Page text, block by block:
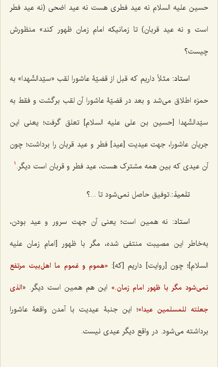
حسین علیه السلام نه عید فطری هست نه عید اضحی (نه عید فطر
است و نه عید قربان) تا زمانیکه امام زمان ظهور کند» منظورش
چیست؟
استاد: مثلاً داریم که قبل از قضیّۀ عاشورا لقب «سیّدالشّهدا» به
حمزه اطلاق می‌شد و بعد در قضیّۀ عاشورا آن لقب برگشت و فقط به
سیّدالشّهدا [حسین بن علی علیه السلام] تعلق گرفت؛ یعنی این
جریان عاشورا، جهت عیدیت [عید] فطر و عید قربان را برداشت؛ چون
آن عیدی که بین همه مشترک هست، عید فطر و قربان است دیگر. 1
تلمیذ:.توفیق حاصل نمی‌شود تا ...؟
استاد: نه همین است؛ یعنی آن جهت سرور و عید بودن،
به‌خاطر این مصیبت منتفی شده، مگر با ظهور [امام زمان علیه
السلام]؛ چون [روایت] داریم [که]: «هموم و غموم ما اهل‌بیت مرتفع
نمی‌شود مگر با ظهور امام زمان.» این هم همین است دیگر. «الذی
جعلته للمسلمین عیدا»؛ این جنبۀ عیدیت با آمدن واقعۀ عاشورا
برداشته می‌شود. در واقع دیگر عیدی نیست.